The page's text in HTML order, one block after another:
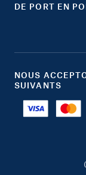
DE PORT EN
NOUS
SUIVANTS